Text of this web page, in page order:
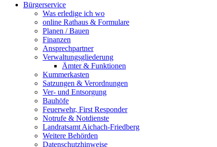
Bürgerservice
Was erledige ich wo
online Rathaus & Formulare
Planen / Bauen
Finanzen
Ansprechpartner
Verwaltungsgliederung
Ämter & Funktionen
Kummerkasten
Satzungen & Verordnungen
Ver- und Entsorgung
Bauhöfe
Feuerwehr, First Responder
Notrufe & Notdienste
Landratsamt Aichach-Friedberg
Weitere Behörden
Datenschutzhinweise